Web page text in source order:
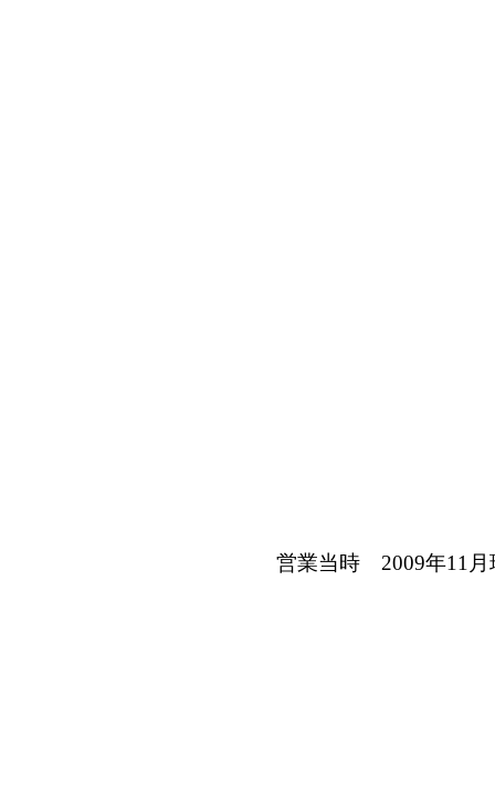
営業当時 2009年11月